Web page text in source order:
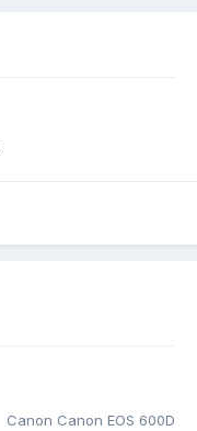
Canon Canon EOS 600D